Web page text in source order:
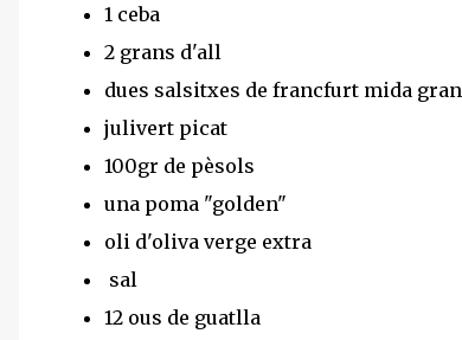
1 ceba
2 grans d'all
dues salsitxes de francfurt mida gran
julivert picat
100gr de pèsols
una poma "golden"
oli d'oliva verge extra
sal
12 ous de guatlla